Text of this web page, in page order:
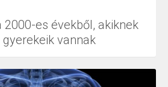
2000-es évekből, akiknek
vannak